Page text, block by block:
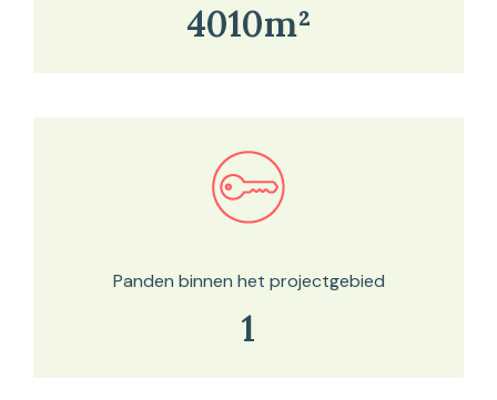
4010m²
Bekijk in onze kaartviewer
Panden binnen het projectgebied
1